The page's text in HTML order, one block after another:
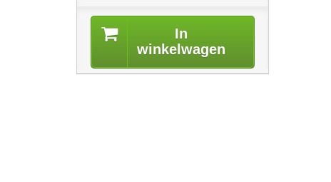
In
winkelwagen